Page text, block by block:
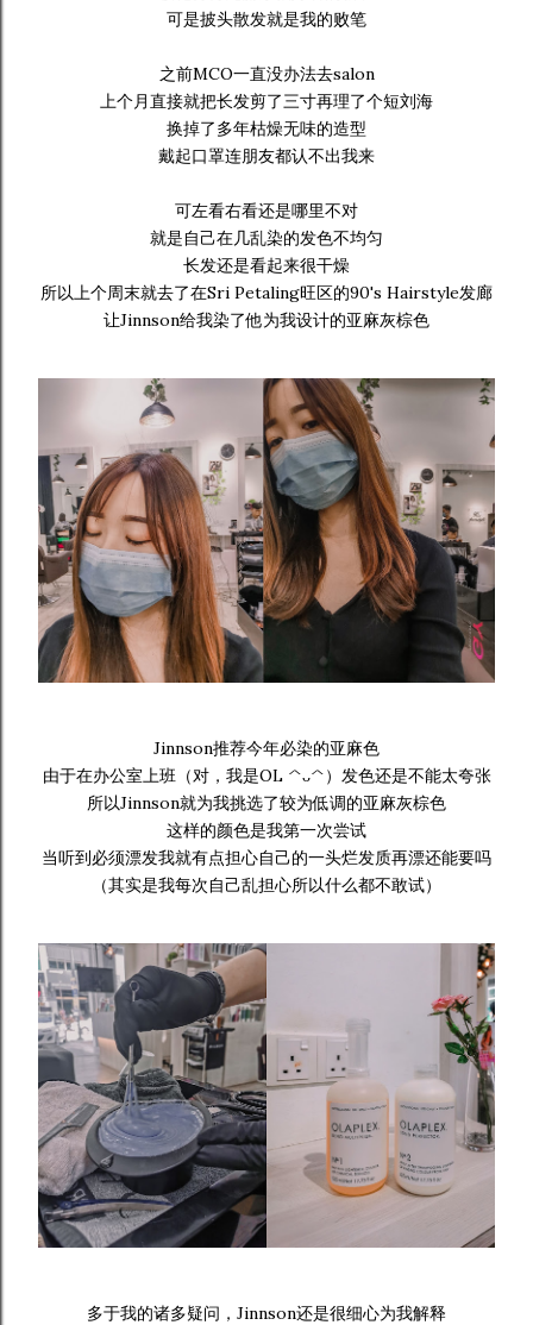
可是披头散发就是我的败笔
之前MCO一直没办法去salon
上个月直接就把长发剪了三寸再理了个短刘海
换掉了多年枯燥无味的造型
戴起口罩连朋友都认不出我来
可左看右看还是哪里不对
就是自己在几乱染的发色不均匀
长发还是看起来很干燥
所以上个周末就去了在Sri Petaling旺区的90's Hairstyle发廊
让Jinnson给我染了他为我设计的亚麻灰棕色
Jinnson推荐今年必染的亚麻色
由于在办公室上班（对，我是OL ^ᴗ^）发色还是不能太夸张
所以Jinnson就为我挑选了较为低调的亚麻灰棕色
这样的颜色是我第一次尝试
当听到必须漂发我就有点担心自己的一头烂发质再漂还能要吗
（其实是我每次自己乱担心所以什么都不敢试）
多于我的诸多疑问，Jinnson还是很细心为我解释